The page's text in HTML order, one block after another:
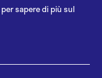
per sapere di più sul